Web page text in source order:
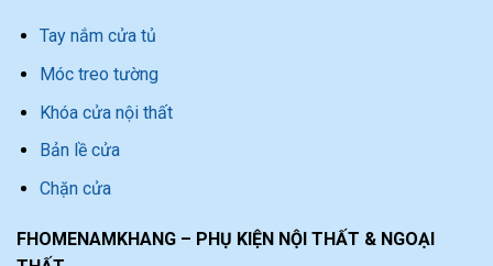
Tay nắm cửa tủ
Móc treo tường
Khóa cửa nội thất
Bản lề cửa
Chặn cửa
FHOMENAMKHANG – PHỤ KIỆN NỘI THẤT & NGOẠI